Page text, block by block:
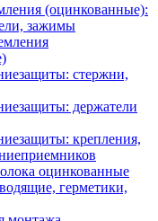
(оцинкованные):
зажимы
стержни,
держатели
крепления,
оцинкованные
герметики,